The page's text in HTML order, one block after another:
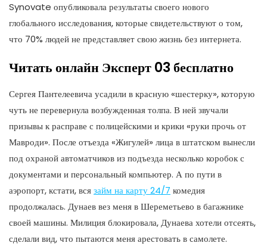
Synovate опубликовала результаты своего нового
глобального исследования, которые свидетельствуют о том,
что 70% людей не представляет свою жизнь без интернета.
Читать онлайн Эксперт 03 бесплатно
Сергея Пантелеевича усадили в красную «шестерку», которую
чуть не перевернула возбужденная толпа. В ней звучали
призывы к расправе с полицейскими и крики «руки прочь от
Мавроди». После отъезда «Жигулей» лица в штатском вынесли
под охраной автоматчиков из подъезда несколько коробок с
документами и персональный компьютер. А по пути в
аэропорт, кстати, всязайм на карту 24/7 комедия
продолжалась. Дунаев вез меня в Шереметьево в багажнике
своей машины. Милиция блокировала, Дунаева хотели отсеять,
сделали вид, что пытаются меня арестовать в самолете.